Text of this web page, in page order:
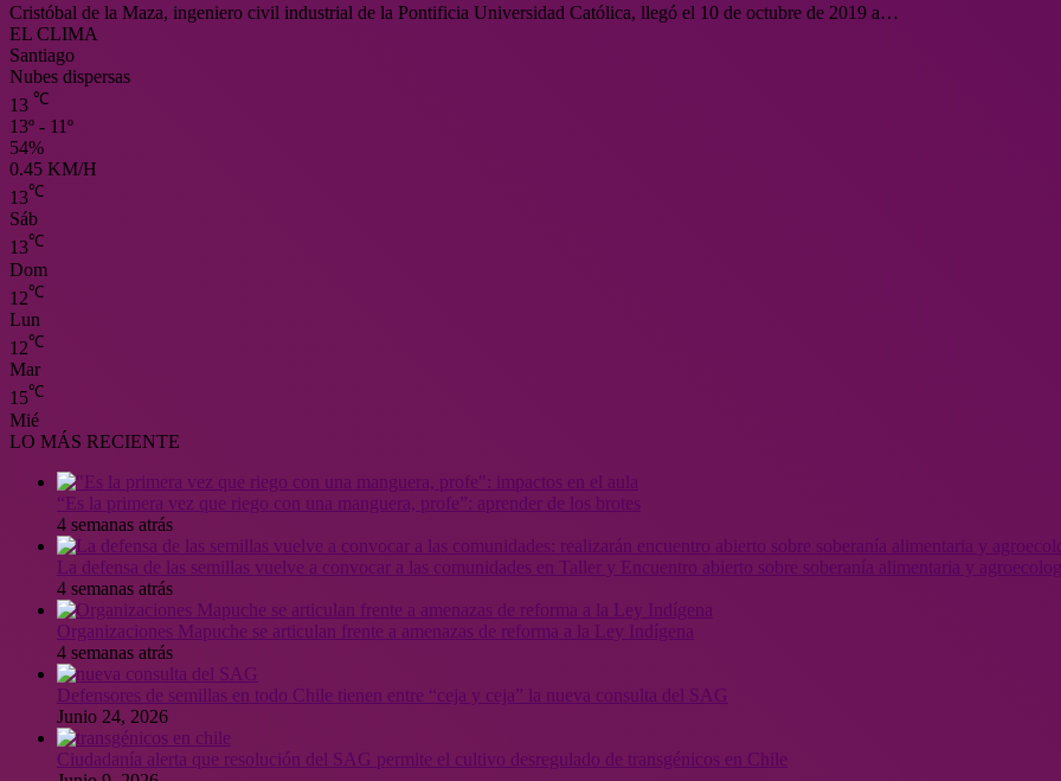
Cristóbal de la Maza, ingeniero civil industrial de la Pontificia Universidad Católica, llegó el 10 de octubre de 2019 a…
EL CLIMA
Santiago
Nubes dispersas
13 ℃
13º - 11º
54%
0.45 KM/H
13℃
Sáb
13℃
Dom
12℃
Lun
12℃
Mar
15℃
Mié
LO MÁS RECIENTE
“Es la primera vez que riego con una manguera, profe”: aprender de los brotes
4 semanas atrás
La defensa de las semillas vuelve a convocar a las comunidades en Taller y Encuentro abierto sobre soberanía alimentaria y
4 semanas atrás
Organizaciones Mapuche se articulan frente a amenazas de reforma a la Ley Indígena
4 semanas atrás
Defensores de semillas en todo Chile tienen entre “ceja y ceja” la nueva consulta del SAG
Junio 24, 2026
Ciudadanía alerta que resolución del SAG permite el cultivo desregulado de transgénicos en Chile